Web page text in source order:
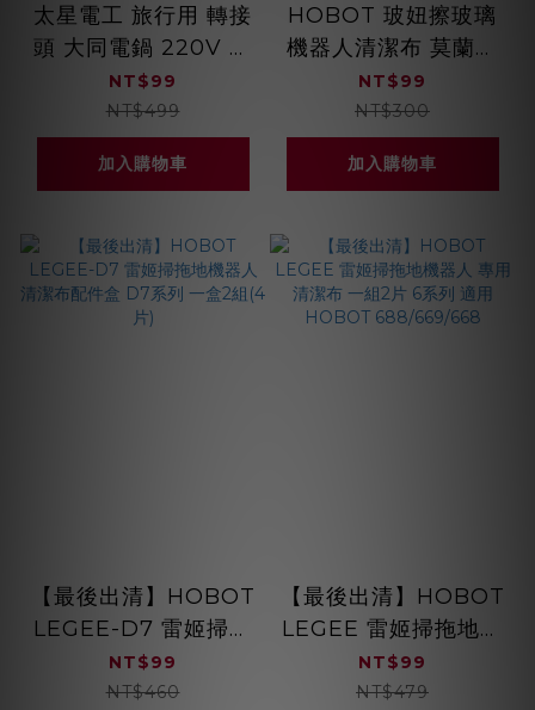
太星電工 旅行用 轉接
頭 大同電鍋 220V 異
電壓專用 轉接器 台灣
精品 AA007/7號
NT$99
NT$499
加入購物車
HOBOT 玻妞擦玻璃
機器人清潔布 莫蘭迪
一包12片
NT$99
NT$300
加入購物車
【最後出清】HOBOT
LEGEE-D7 雷姬掃拖
地機器人 清潔布配件
盒 D7系列 一盒2組(4
NT$99
NT$460
【最後出清】HOBOT
LEGEE 雷姬掃拖地機
器人 專用清潔布 一組
2片 6系列 適用
NT$99
NT$479